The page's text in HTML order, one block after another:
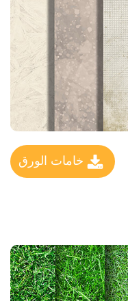
خامات الورق